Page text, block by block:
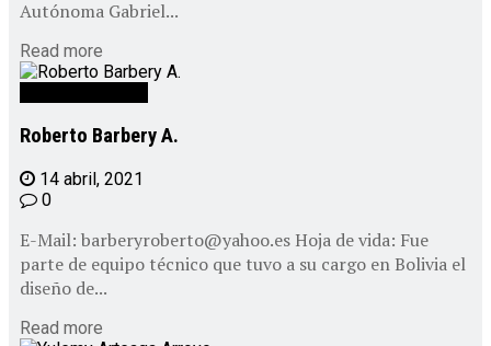
Autónoma Gabriel...
Read more
Roberto Barbery A.
14 abril, 2021
0
E-Mail: barberyroberto@yahoo.es Hoja de vida: Fue
parte de equipo técnico que tuvo a su cargo en Bolivia el
diseño de...
Read more